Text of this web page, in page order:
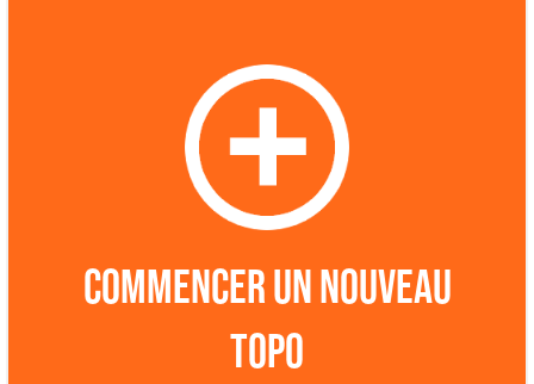
Commencer un nouveau
topo